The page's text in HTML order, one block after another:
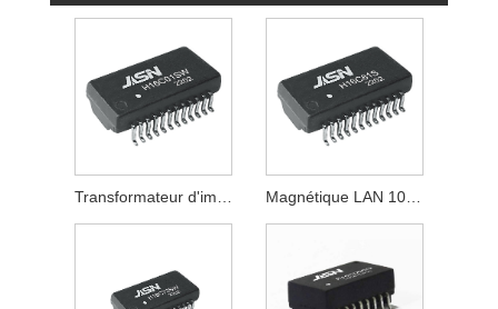
Transformateur d'impulsions 10/100Base-T Magnétique LAN 10/100Base-T